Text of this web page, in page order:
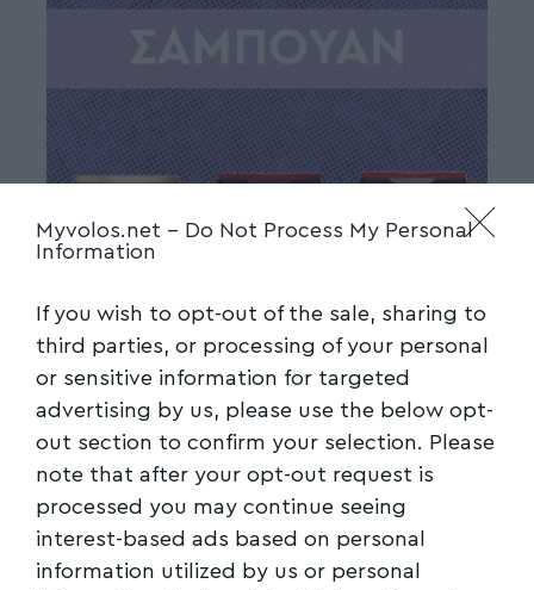
Myvolos.net - Do Not Process My Personal
Information
If you wish to opt-out of the sale, sharing to
third parties, or processing of your personal
or sensitive information for targeted
advertising by us, please use the below opt-
out section to confirm your selection. Please
note that after your opt-out request is
processed you may continue seeing
interest-based ads based on personal
information utilized by us or personal